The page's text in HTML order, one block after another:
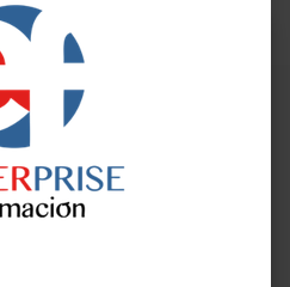
y código
GRATIS y
profesional?
Te ayudamos a elegir el
para ti.